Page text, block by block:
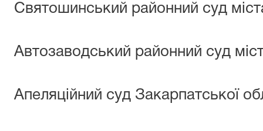
Святошинський районний суд
Автозаводський районний суд
Апеляційний суд Закарпатської